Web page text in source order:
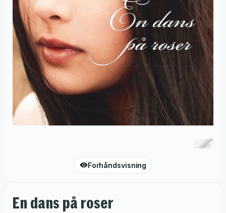
Forhåndsvisning
En dans på roser